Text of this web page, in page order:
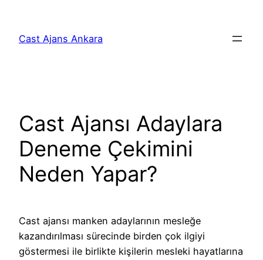
Cast Ajans Ankara
Cast Ajansı Adaylara
Deneme Çekimini
Neden Yapar?
Cast ajansı manken adaylarının mesleğe
kazandırılması sürecinde birden çok ilgiyi
göstermesi ile birlikte kişilerin mesleki hayatlarına